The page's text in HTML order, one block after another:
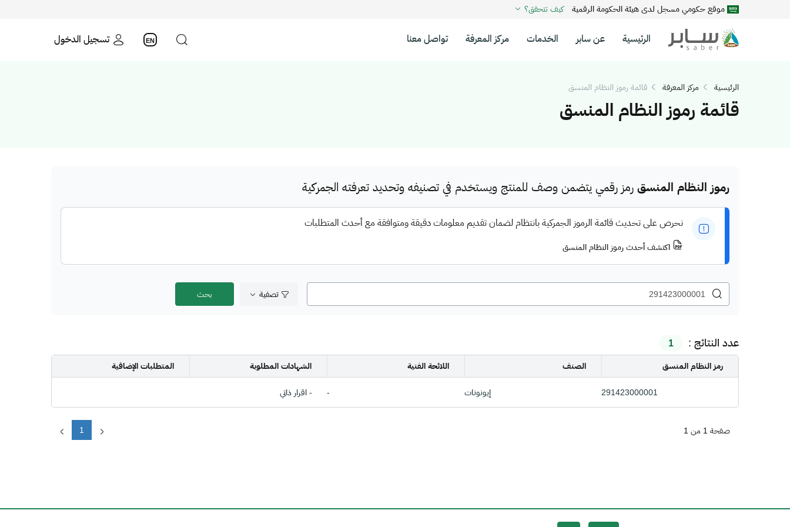
موقع حكومي مسجل لدى هيئة الحكومة الرقمية كيف تتحقق؟
الرئيسية عن سابر الخدمات مركز المعرفة تواصل معنا تسجيل الدخول EN
الرئيسية مركز المعرفة قائمة رموز النظام المنسق
قائمة رموز النظام المنسق
رموز النظام المنسق رمز رقمي يتضمن وصف للمنتج ويستخدم في تصنيفه وتحديد تعرفته الجمركية
نحرص على تحديث قائمة الرموز الجمركية بانتظام لضمان تقديم معلومات دقيقة ومتوافقة مع أحدث المتطلبات
اكتشف أحدث رموز النظام المنسق
تصفية
عدد النتائج : 1
رمز النظام المنسق الصنف اللائحة الفنية الشهادات المطلوبة المتطلبات الإضافية
291423000001 إيونونات - - اقرار ذاتي
1 صفحة 1 من 1